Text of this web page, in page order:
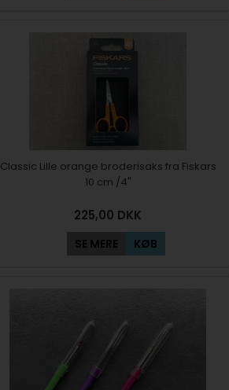
Classic Lille orange broderisaks fra Fiskars
10 cm /4"
225,00 DKK
SE MERE KØB